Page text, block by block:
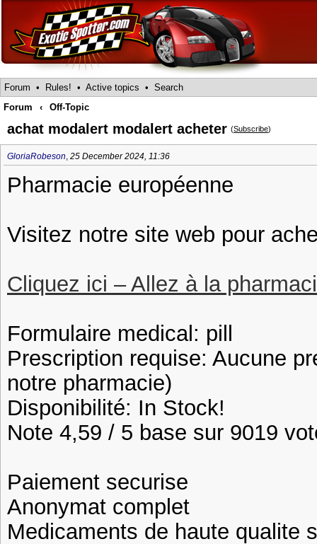
Forum • Rules! • Active topics • Search
Forum
‹ Off-Topic
achat modalert modalert acheter (Subscribe)
GloriaRobeson, 25 December 2024, 11:36
Pharmacie européenne
Visitez notre site web pour
Cliquez ici – Allez à la
Formulaire medical: pill
Prescription requise: Aucune
notre pharmacie)
Disponibilité: In Stock!
Note 4,59 / 5 base sur 9019
Paiement securise
Anonymat complet
Medicaments de haute qualite